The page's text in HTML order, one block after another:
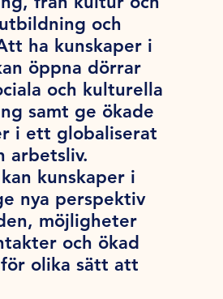
och
ha kunskaper i
öppna dörrar
och kulturella
samt ge ökade
i ett globaliserat
arbetsliv.
kunskaper i
nya perspektiv
möjligheter
och ökad
olika sätt att